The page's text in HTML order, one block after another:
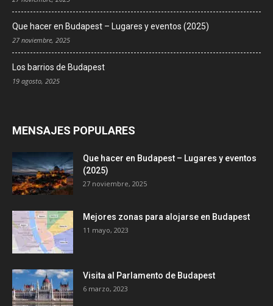
Que hacer en Budapest – Lugares y eventos (2025)
27 noviembre, 2025
Los barrios de Budapest
19 agosto, 2025
MENSAJES POPULARES
Que hacer en Budapest – Lugares y eventos
(2025)
27 noviembre, 2025
Mejores zonas para alojarse en Budapest
11 mayo, 2023
Visita al Parlamento de Budapest
6 marzo, 2023